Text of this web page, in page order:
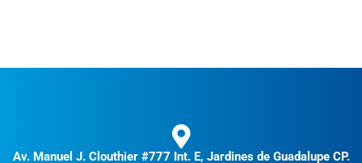
Av. Manuel J. Clouthier #777 Int. E, Jardines de Guadalupe CP.